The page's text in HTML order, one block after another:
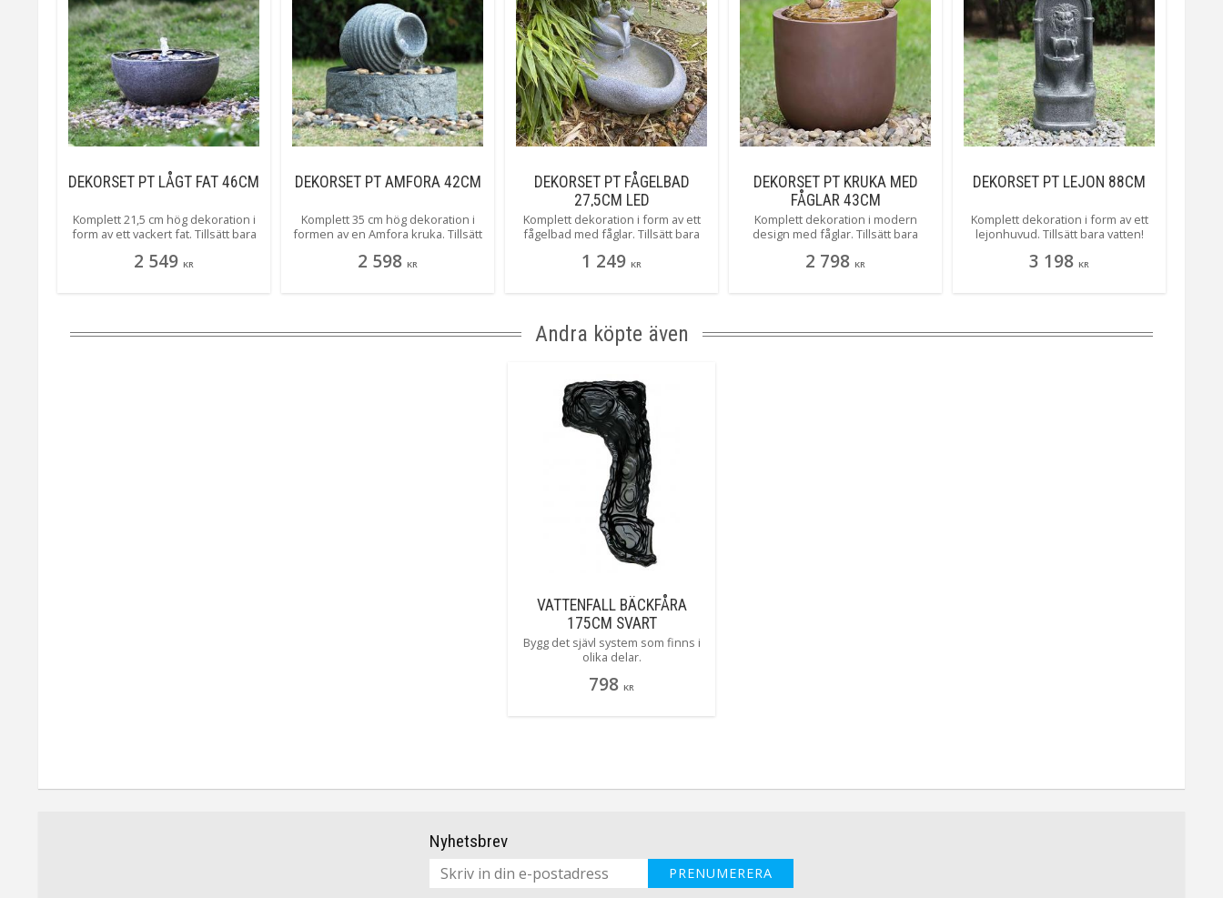
DEKORSET PT LÅGT FAT 46CM
Komplett 21,5 cm hög dekoration i
form av ett vackert fat. Tillsätt bara
2 549 KR
DEKORSET PT AMFORA 42CM
Komplett 35 cm hög dekoration i
formen av en Amfora kruka. Tillsätt
2 598 KR
DEKORSET PT FÅGELBAD
27,5CM LED
Komplett dekoration i form av ett
fågelbad med fåglar. Tillsätt bara
1 249 KR
DEKORSET PT KRUKA MED
FÅGLAR 43CM
Komplett dekoration i modern
design med fåglar. Tillsätt bara
2 798 KR
DEKORSET PT LEJON 88CM
Komplett dekoration i form av ett
lejonhuvud. Tillsätt bara vatten!
3 198 KR
Andra köpte även
VATTENFALL BÄCKFÅRA
175CM SVART
Bygg det sjävl system som finns i
olika delar.
798 KR
Nyhetsbrev
PRENUMERERA